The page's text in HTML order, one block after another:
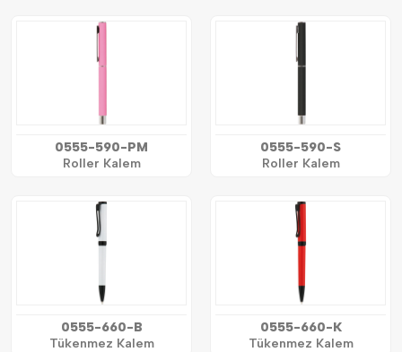
0555-590-PM
Roller Kalem
0555-590-S
Roller Kalem
0555-660-B
Tükenmez Kalem
0555-660-K
Tükenmez Kalem